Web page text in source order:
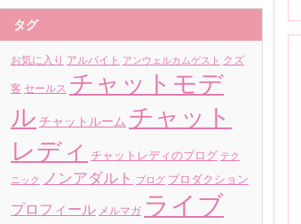
タグ
お気に入り アルバイト アンウェルカムゲスト クズ
客 セールス チャットモデ
ル チャットルーム チャット
レディ
チャットレディのブログ テク
ニック ノンアダルト ブログ プロダクション
プロフィール メルマガ ライブ